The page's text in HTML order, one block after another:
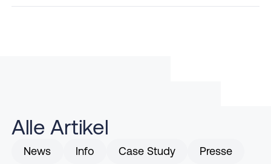
Alle Artikel
News Info Case Study Presse